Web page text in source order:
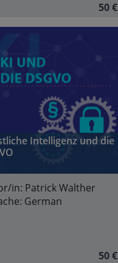
50 €
Intelligenz und die
in: Patrick Walther
German
50 €